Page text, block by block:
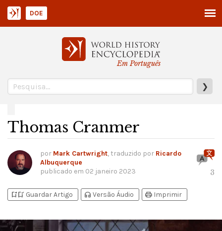
Em Português
❯
DOE
Thomas Cranmer
por Mark Cartwright, traduzido por Ricardo
Albuquerque
publicado em 02 janeiro 2023 3
bookmark_addbookmark_added Guardar Artigo headphones Versão Áudio print Imprimir